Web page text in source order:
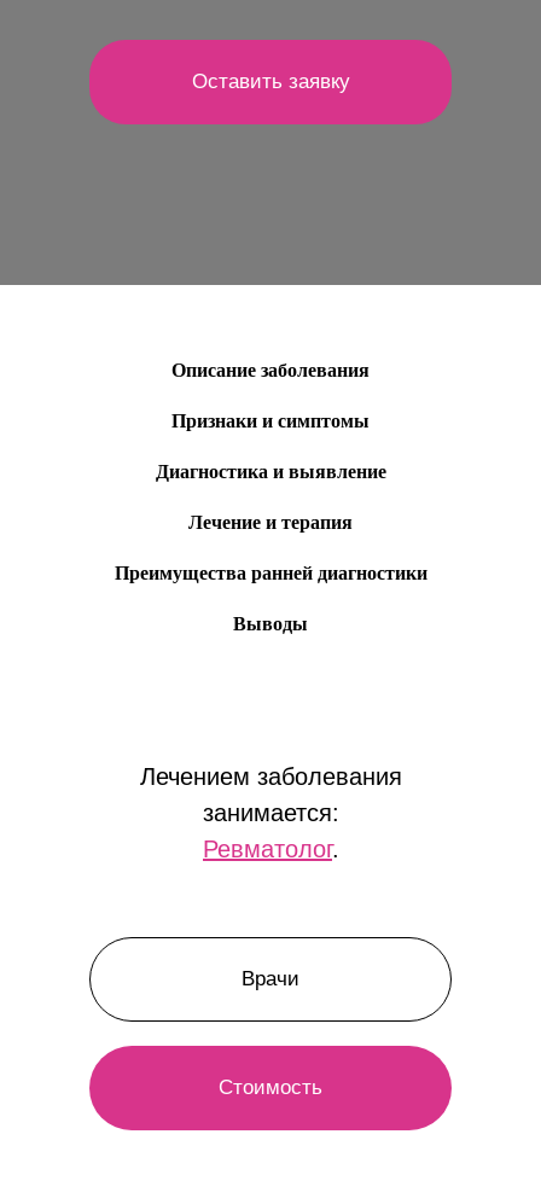
Оставить заявку
Описание заболевания
Признаки и симптомы
Диагностика и выявление
Лечение и терапия
Преимущества ранней диагностики
Выводы
Врачи
Лечением заболевания
занимается:
Ревматолог.
Стоимость